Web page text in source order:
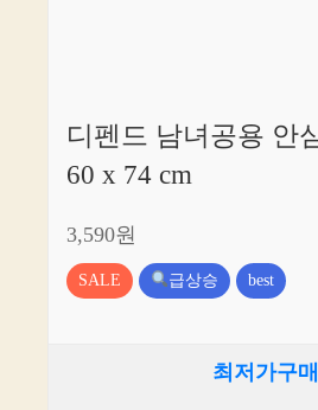
디펜드 남녀공용 안
60 x 74 cm
3,590원
SALE 급상승 best
최저가구매